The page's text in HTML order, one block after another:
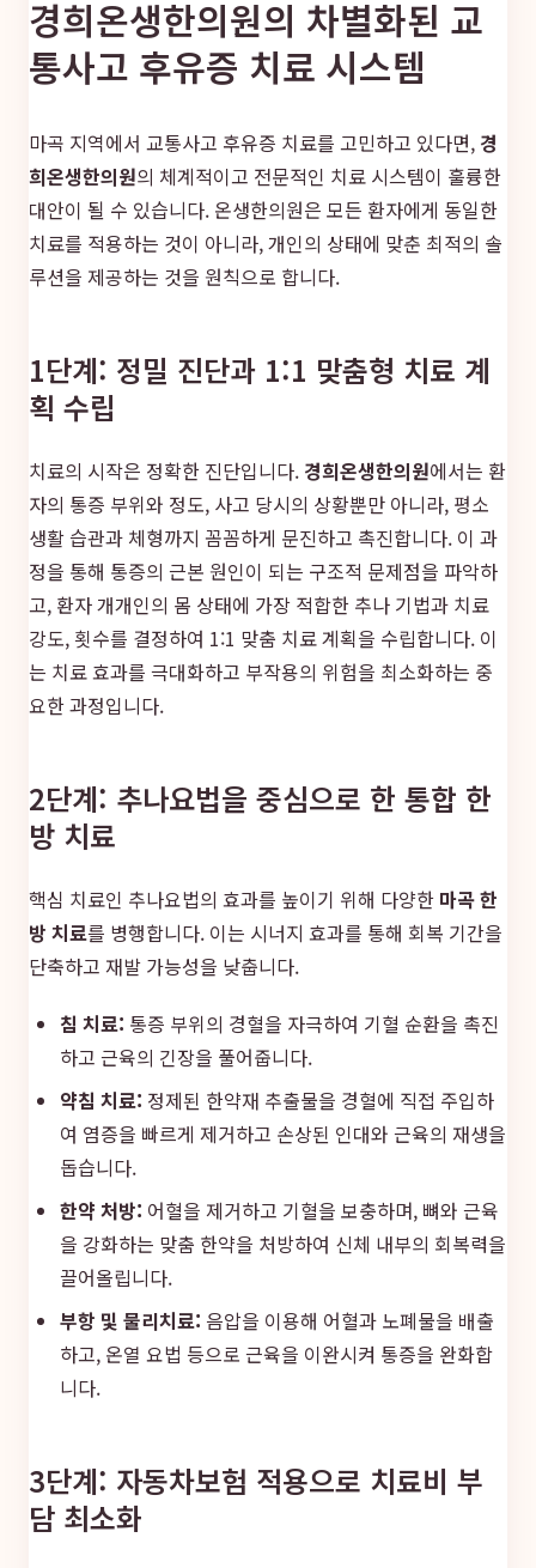
경희온생한의원의 차별화된 교
통사고 후유증 치료 시스템
마곡 지역에서 교통사고 후유증 치료를 고민하고 있다면, 경
희온생한의원의 체계적이고 전문적인 치료 시스템이 훌륭한
대안이 될 수 있습니다. 온생한의원은 모든 환자에게 동일한
치료를 적용하는 것이 아니라, 개인의 상태에 맞춘 최적의 솔
루션을 제공하는 것을 원칙으로 합니다.
1단계: 정밀 진단과 1:1 맞춤형 치료 계
획 수립
치료의 시작은 정확한 진단입니다. 경희온생한의원에서는 환
자의 통증 부위와 정도, 사고 당시의 상황뿐만 아니라, 평소
생활 습관과 체형까지 꼼꼼하게 문진하고 촉진합니다. 이 과
정을 통해 통증의 근본 원인이 되는 구조적 문제점을 파악하
고, 환자 개개인의 몸 상태에 가장 적합한 추나 기법과 치료
강도, 횟수를 결정하여 1:1 맞춤 치료 계획을 수립합니다. 이
는 치료 효과를 극대화하고 부작용의 위험을 최소화하는 중
요한 과정입니다.
2단계: 추나요법을 중심으로 한 통합 한
방 치료
핵심 치료인 추나요법의 효과를 높이기 위해 다양한 마곡 한
방 치료를 병행합니다. 이는 시너지 효과를 통해 회복 기간을
단축하고 재발 가능성을 낮춥니다.
침 치료: 통증 부위의 경혈을 자극하여 기혈 순환을 촉진
하고 근육의 긴장을 풀어줍니다.
약침 치료: 정제된 한약재 추출물을 경혈에 직접 주입하
여 염증을 빠르게 제거하고 손상된 인대와 근육의 재생을
돕습니다.
한약 처방: 어혈을 제거하고 기혈을 보충하며, 뼈와 근육
을 강화하는 맞춤 한약을 처방하여 신체 내부의 회복력을
끌어올립니다.
부항 및 물리치료: 음압을 이용해 어혈과 노폐물을 배출
하고, 온열 요법 등으로 근육을 이완시켜 통증을 완화합
니다.
3단계: 자동차보험 적용으로 치료비 부
담 최소화